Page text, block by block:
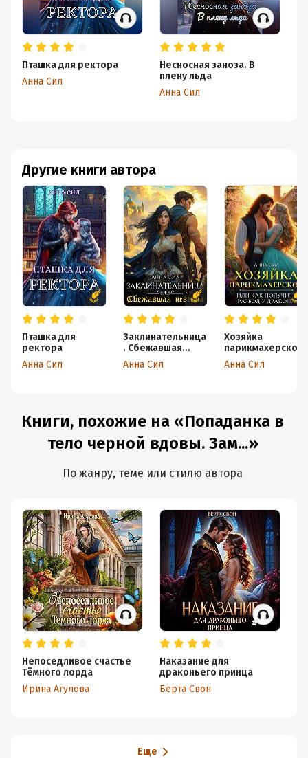
Другие книги автора
Пташка для
ректора
Анна Сил
Заклинательница
. Сбежавшая
невеста
Анна Сил
Хозяйка
парикмахерской
или как получить
развод у дракона
Анна Сил
Пташка для ректора
Анна Сил
Несносная заноза. В
плену льда
Анна Сил
Книги, похожие на «Попаданка в
тело черной вдовы. Зам...»
По жанру, теме или стилю автора
Непоседливое счастье
Тёмного лорда
Ирина Агулова
Наказание для
драконьего принца
Берта Свон
Еще